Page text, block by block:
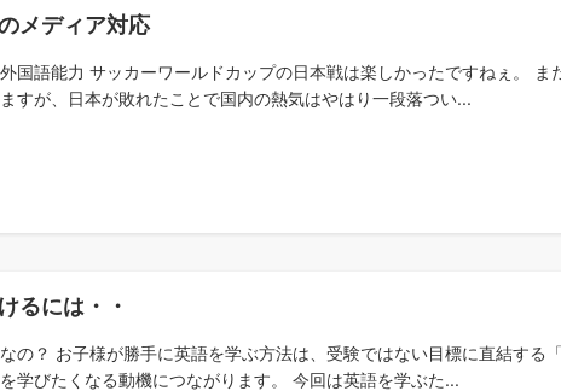
メディア対応
国語能力 サッカーワールドカップの日本戦は楽しかったですねぇ。 ま
すが、日本が敗れたことで国内の熱気はやはり一段落つい...
るには・・
の？ お子様が勝手に英語を学ぶ方法は、受験ではない目標に直結する
学びたくなる動機につながります。 今回は英語を学ぶた...